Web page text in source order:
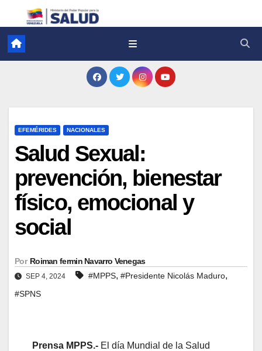
EFEMÉRIDES NACIONALES
Salud Sexual:
prevención, bienestar
físico, emocional y
social
Por Roiman fermin Navarro Venegas
SEP 4, 2024 #MPPS, #Presidente Nicolás Maduro,
#SPNS
Prensa MPPS.- El día Mundial de la Salud